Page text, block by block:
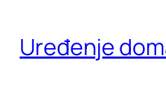
do
sadržaja
Uređenje